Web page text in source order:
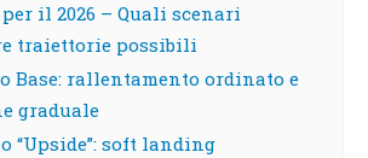
il 2026 – Quali scenari
traiettorie possibili
Base: rallentamento ordinato e
graduale
“Upside”: soft landing